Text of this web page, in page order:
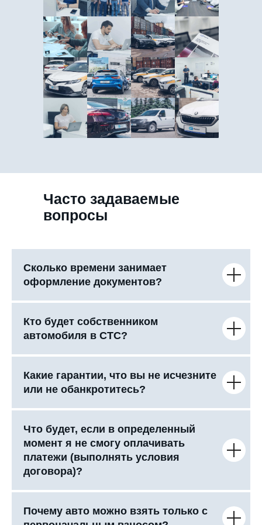
Часто задаваемые
вопросы
Сколько времени занимает
оформление документов?
Кто будет собственником
автомобиля в СТС?
Какие гарантии, что вы не исчезните
или не обанкротитесь?
Что будет, если в определенный
момент я не смогу оплачивать
платежи (выполнять условия
договора)?
Почему авто можно взять только с